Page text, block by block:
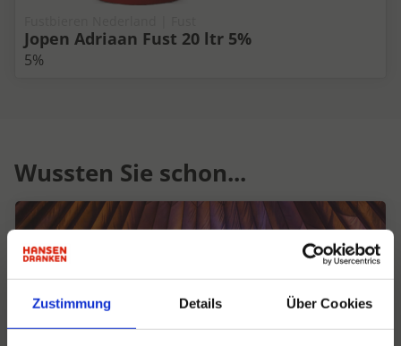
Zustimmung Details Über Cookies
Jopen Adriaan Fust 20 ltr 5%
5%
Wussten Sie schon...